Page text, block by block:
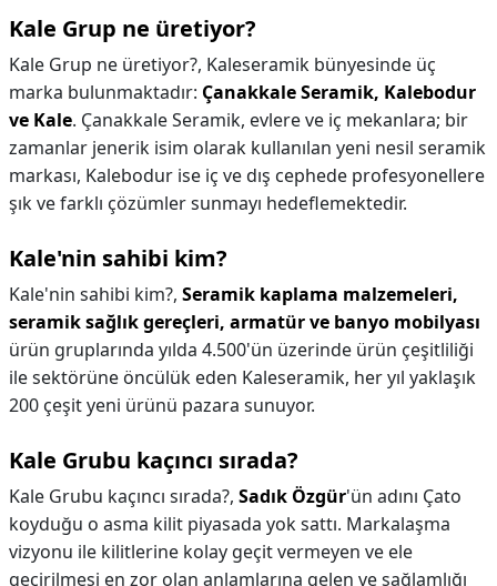
Kale Grup ne üretiyor?
Kale Grup ne üretiyor?, Kaleseramik bünyesinde üç
marka bulunmaktadır: Çanakkale Seramik, Kalebodur
ve Kale. Çanakkale Seramik, evlere ve iç mekanlara; bir
zamanlar jenerik isim olarak kullanılan yeni nesil seramik
markası, Kalebodur ise iç ve dış cephede profesyonellere
şık ve farklı çözümler sunmayı hedeflemektedir.
Kale'nin sahibi kim?
Kale'nin sahibi kim?, Seramik kaplama malzemeleri,
seramik sağlık gereçleri, armatür ve banyo mobilyası
ürün gruplarında yılda 4.500'ün üzerinde ürün çeşitliliği
ile sektörüne öncülük eden Kaleseramik, her yıl yaklaşık
200 çeşit yeni ürünü pazara sunuyor.
Kale Grubu kaçıncı sırada?
Kale Grubu kaçıncı sırada?, Sadık Özgür'ün adını Çato
koyduğu o asma kilit piyasada yok sattı. Markalaşma
vizyonu ile kilitlerine kolay geçit vermeyen ve ele
geçirilmesi en zor olan anlamlarına gelen ve sağlamlığı